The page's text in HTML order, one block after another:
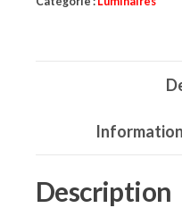
Description